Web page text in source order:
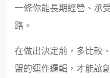
一條你能長期經營、承
路。
在做出決定前，多比較
盟的運作邏輯，才能讓